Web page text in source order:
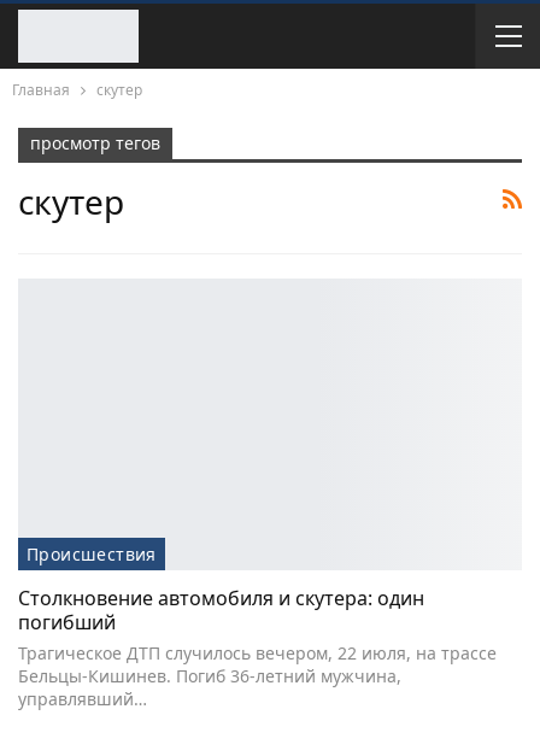
Главная скутер
просмотр тегов
скутер
Происшествия
Столкновение автомобиля и скутера: один
погибший
Трагическое ДТП случилось вечером, 22 июля, на трассе
Бельцы-Кишинев. Погиб 36-летний мужчина,
управлявший…